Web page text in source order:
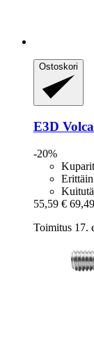
Ostoskori
E3D
-20%
55,59 €
Toimitus 17.